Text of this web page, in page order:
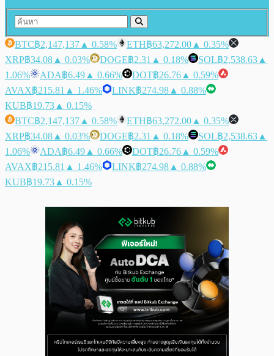
BTC฿2,147,137 ▲ 0.58% ETH฿63,272.00 ▲ 0.35%
XRP฿34.08 ▲ 0.03% DOGE฿2.31 ▲ 0.18% SOL฿2,538.63 ▲
1.06%
ADA฿6.49 ▲ 0.66% DOT฿26.76 ▲ 0.59%
AVAX฿215.81 ▲ 1.46% LINK฿274.98 ▲ 0.88%
KUB฿19.73 ▲ 0.15%
BTC฿2,147,137 ▲ 0.58% ETH฿63,272.00 ▲ 0.35%
XRP฿34.08 ▲ 0.03% DOGE฿2.31 ▲ 0.18% SOL฿2,538.63 ▲
1.06%
ADA฿6.49 ▲ 0.66% DOT฿26.76 ▲ 0.59%
AVAX฿215.81 ▲ 1.46% LINK฿274.98 ▲ 0.88%
KUB฿19.73 ▲ 0.15%